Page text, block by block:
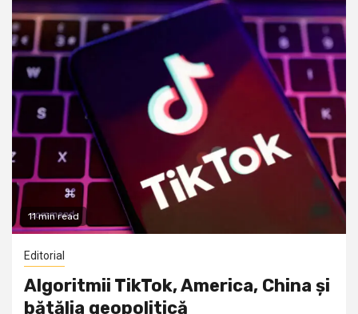
11 min read
Editorial
Algoritmii TikTok, America, China și
bătălia geopolitică